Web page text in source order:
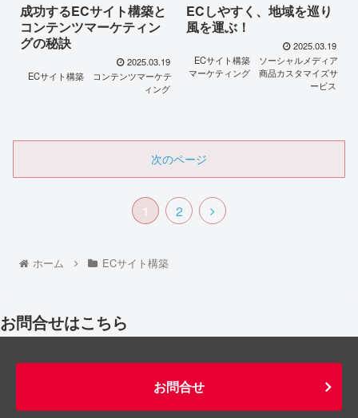
成功するECサイト構築と
コンテンツマーケティン
グの秘訣
2025.03.19
ECサイト構築
コンテンツマーケテ
ィング
ECしやすく、地域を巡り
風を運ぶ！
2025.03.19
ECサイト構築
ソーシャルメディア
マーケティング
商品カスタマイズサ
ービス
次のページ
1 2
ホーム ECサイト構築
お問合せはこちら
お問合せ